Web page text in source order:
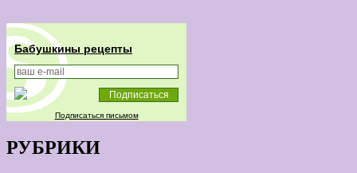
Бабушкины рецепты
Подписаться письмом
РУБРИКИ